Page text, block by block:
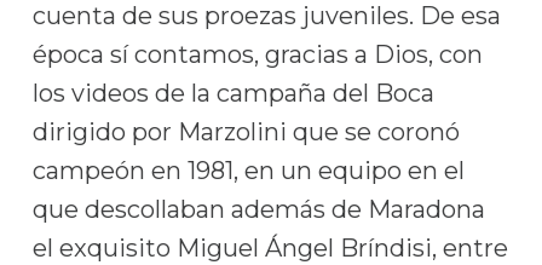
cuenta de sus proezas juveniles. De esa
época sí contamos, gracias a Dios, con
los videos de la campaña del Boca
dirigido por Marzolini que se coronó
campeón en 1981, en un equipo en el
que descollaban además de Maradona
el exquisito Miguel Ángel Bríndisi, entre